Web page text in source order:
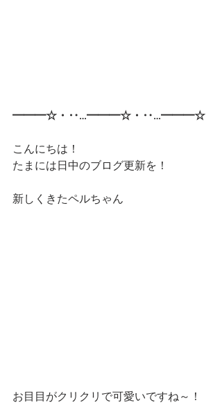
━━━☆・‥…━━━☆・‥…━━━☆
こんにちは！
たまには日中のブログ更新を！
新しくきたペルちゃん
お目目がクリクリで可愛いですね～！